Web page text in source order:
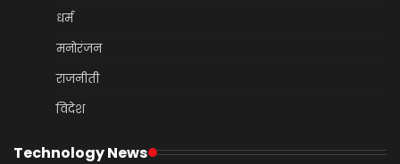
धर्म
मनोरंजन
राजनीती
विदेश
Technology News